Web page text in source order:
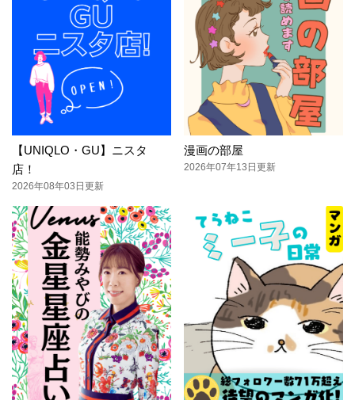
【UNIQLO・GU】ニスタ
店！
2026年08年03日更新
漫画の部屋
2026年07年13日更新